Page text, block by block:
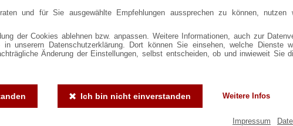
und für Sie ausgewählte Empfehlungen aussprechen zu können, nutzen
der Cookies ablehnen bzw. anpassen. Weitere Informationen, auch zur
in unserern Datenschutzerklärung. Dort können Sie einsehen, welche Dienste
Änderung der Einstellungen, selbst entscheiden, ob und inwieweit Sie
Ich bin nicht einverstanden Weitere Infos
Impressum
Bewertung wird geprüft
4.8
Basierend auf 29
0 0 1